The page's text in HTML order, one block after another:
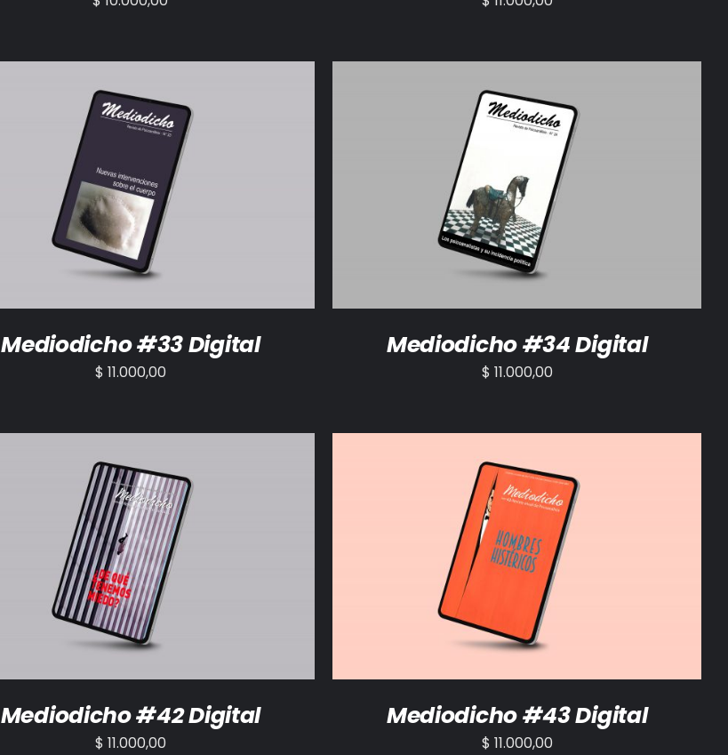
AÑADIR AL CARRITO /
Mediodicho #33 Digital
$ 11.000,00
AÑADIR AL CARRITO /
Mediodicho #34 Digital
$ 11.000,00
AÑADIR AL CARRITO /
Mediodicho #42 Digital
$ 11.000,00
AÑADIR AL CARRITO /
Mediodicho #43 Digital
$ 11.000,00